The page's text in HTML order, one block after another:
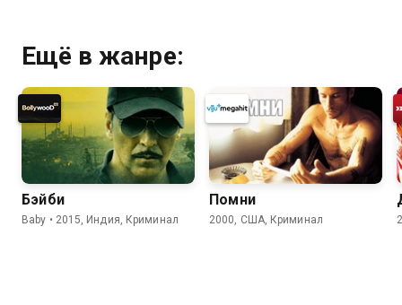
Ещё в жанре:
Бэйби
Baby • 2015, Индия, Криминал
Помни
2000, США, Криминал